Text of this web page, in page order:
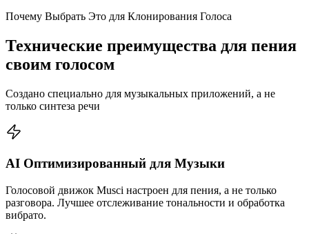
Почему Выбрать Это для Клонирования Голоса
Технические преимущества для пения
своим голосом
Создано специально для музыкальных приложений, а не
только синтеза речи
AI Оптимизированный для Музыки
Голосовой движок Musci настроен для пения, а не только
разговора. Лучшее отслеживание тональности и обработка
вибрато.